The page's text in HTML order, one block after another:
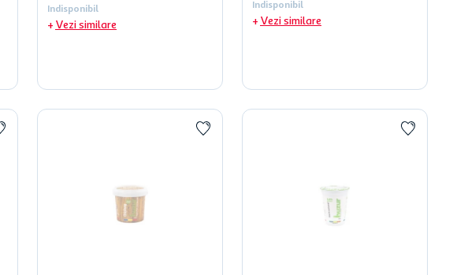
Indisponibil
Vezi similare
Indisponibil
Vezi similare